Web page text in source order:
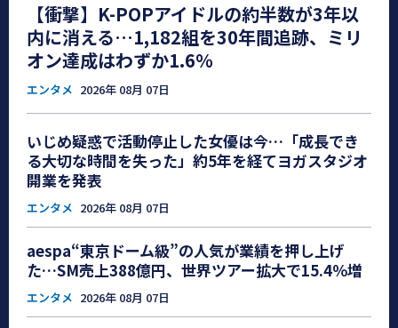
【衝撃】K-POPアイドルの約半数が3年以
内に消える…1,182組を30年間追跡、ミリ
オン達成はわずか1.6％
エンタメ 2026年 08月 07日
いじめ疑惑で活動停止した女優は今…「成長でき
る大切な時間を失った」約5年を経てヨガスタジオ
開業を発表
エンタメ 2026年 08月 07日
aespa“東京ドーム級”の人気が業績を押し上げ
た…SM売上388億円、世界ツアー拡大で15.4％増
エンタメ 2026年 08月 07日